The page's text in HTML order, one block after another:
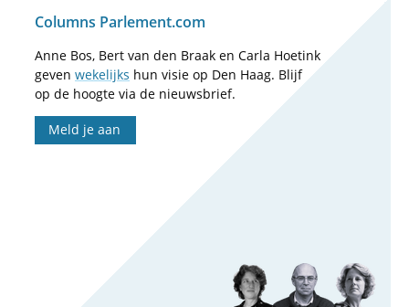
Columns Parlement.com
Anne Bos, Bert van den Braak en Carla Hoetink
geven wekelijks hun visie op Den Haag. Blijf
op de hoogte via de nieuwsbrief.
Meld je aan